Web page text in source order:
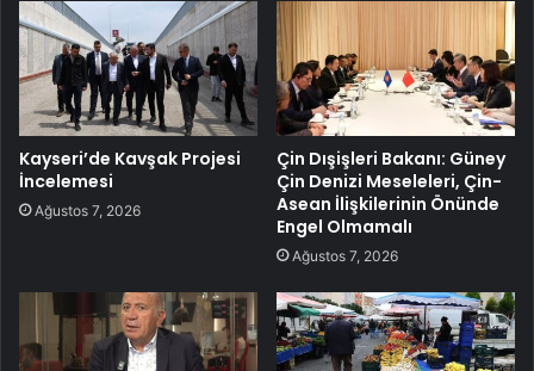
Kayseri’de Kavşak Projesi
İncelemesi
Ağustos 7, 2026
Çin Dışişleri Bakanı: Güney
Çin Denizi Meseleleri, Çin-
Asean İlişkilerinin Önünde
Engel Olmamalı
Ağustos 7, 2026